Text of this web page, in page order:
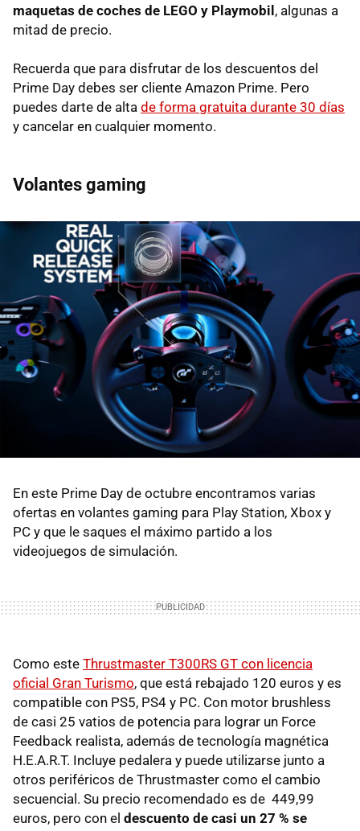
maquetas de coches de LEGO y Playmobil, algunas a
mitad de precio.
Recuerda que para disfrutar de los descuentos del
Prime Day debes ser cliente Amazon Prime. Pero
puedes darte de alta de forma gratuita durante 30 días
y cancelar en cualquier momento.
Volantes gaming
En este Prime Day de octubre encontramos varias
ofertas en volantes gaming para Play Station, Xbox y
PC y que le saques el máximo partido a los
videojuegos de simulación.
Como este Thrustmaster T300RS GT con licencia
oficial Gran Turismo, que está rebajado 120 euros y es
compatible con PS5, PS4 y PC. Con motor brushless
de casi 25 vatios de potencia para lograr un Force
Feedback realista, además de tecnología magnética
H.E.A.R.T. Incluye pedalera y puede utilizarse junto a
otros periféricos de Thrustmaster como el cambio
secuencial. Su precio recomendado es de 449,99
euros, pero con el descuento de casi un 27 % se